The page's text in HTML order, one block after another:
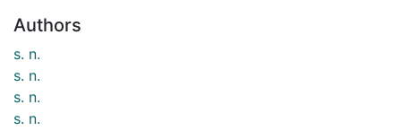
Authors
s. n.
s. n.
s. n.
s. n.